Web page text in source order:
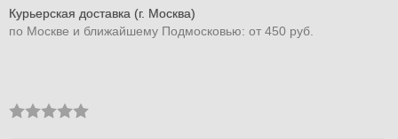
Курьерская доставка (г. Москва)
по Москве и ближайшему Подмосковью: от 450 руб.